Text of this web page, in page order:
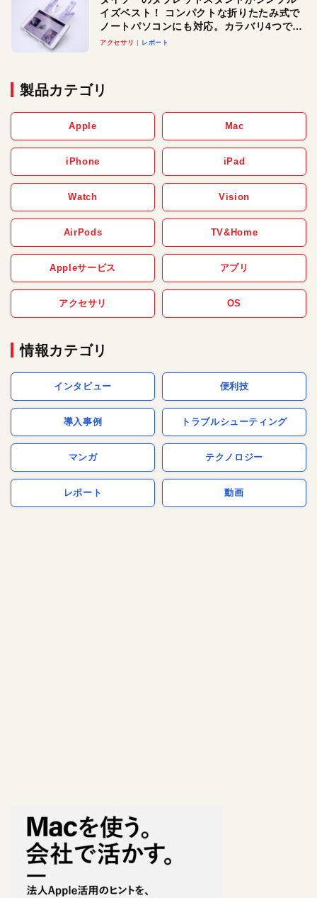
イズベスト！ コンパクトな折りたたみ式で
ノートパソコンにも対応。カラバリ4つで選
べる楽しさも
アクセサリ レポート
製品カテゴリ
Apple Mac
iPhone iPad
Watch Vision
AirPods TV&Home
Appleサービス アプリ
アクセサリ OS
情報カテゴリ
インタビュー 便利技
導入事例 トラブルシューティング
マンガ テクノロジー
レポート 動画